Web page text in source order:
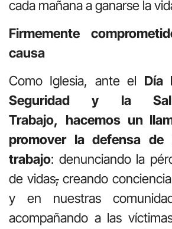
cada mañana a ganarse la
Firmemente
causa
Como Iglesia, ante el Día
Seguridad y la
Trabajo,
hacemos un
promover la defensa
trabajo: denunciando la
de vidas,creando
y en nuestras
acompañando a las